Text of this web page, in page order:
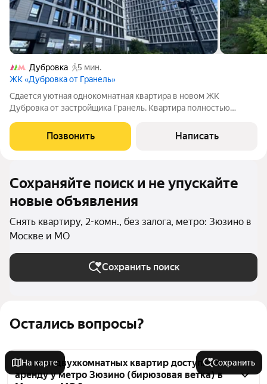
Остались вопросы?
Сколько двухкомнатных квартир доступно в
аренду у метро Зюзино (бирюзовая ветка) в
Дубровка
5 мин.
ЖК «Дубровка от Гранель»
Сдается уютная однокомнатная квартира в новом ЖК
Дубровка от застройщика Гранель. Квартира полностью
техникой (холодильник, варочная панель), системы хранения,
кондиционер, кровать, ТВ.
Позвонить Написать
Сохраняйте поиск и не упускайте
новые объявления
Снять квартиру, 2-комн., без залога, метро: Зюзино в
Москве и МО
Сохранить поиск
На карте Сохранить